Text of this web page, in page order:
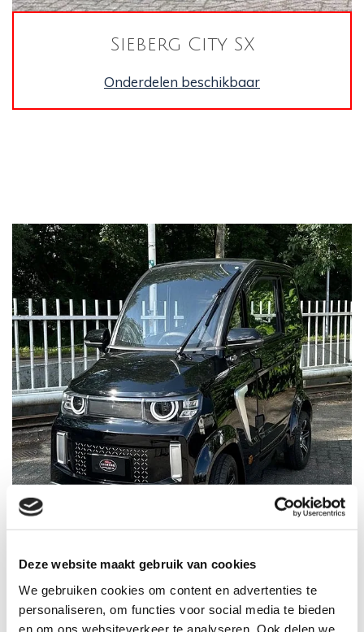
Deze website maakt gebruik van cookies
We gebruiken cookies om content en advertenties te
personaliseren, om functies voor social media te bieden
en om ons websiteverkeer te analyseren. Ook delen we
Sieberg City SX
Onderdelen beschikbaar
sieberg city x8
Onderdelen beschikbaar